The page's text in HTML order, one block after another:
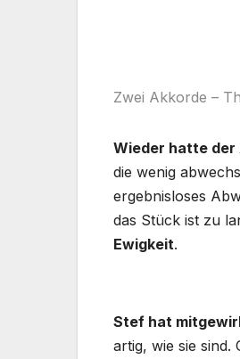
Zwei Akkorde –
Wieder hatte der
die wenig
ergebnisloses
das Stück ist zu
Ewigkeit.
Stef hat
artig, wie sie sind.